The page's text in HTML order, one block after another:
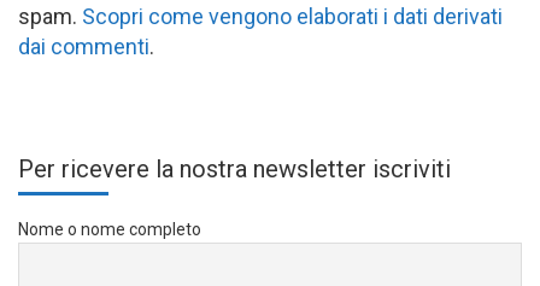
spam. Scopri come vengono elaborati i dati derivati
dai commenti.
Per ricevere la nostra newsletter iscriviti
Nome o nome completo